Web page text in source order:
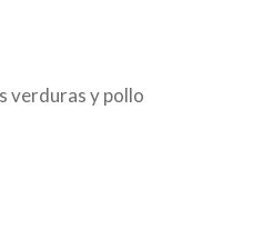
verduras y pollo